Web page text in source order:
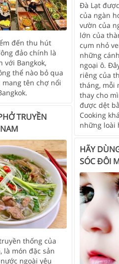
Đà Lạt
của ngàn
vườn của
lớn của
cụm nhỏ
những
ngoại ô.
riêng của
tháng, mỗi
thay cho
được dệt
Cooking
những loài
đến thu hút
đảo chính là
với Bangkok,
thể nào bỏ qua
tên chợ nổi
TRUYỀN
thống của
là món đặc sản
ngoài yêu
HÃY
SÓC ĐÔI